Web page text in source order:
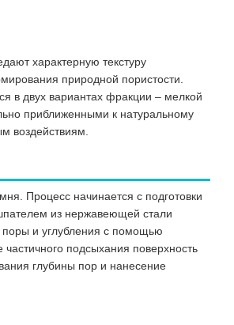
характерную текстуру
природной пористости.
в двух вариантах фракции – мелкой
приближенными к натуральному
воздействиям.
Процесс начинается с подготовки
из нержавеющей стали
поры и углубления с помощью
подсыхания поверхность
глубины пор и нанесение